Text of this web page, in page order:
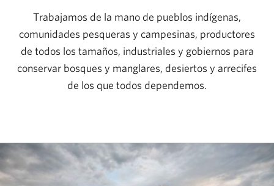
Trabajamos de la mano de pueblos indígenas,
comunidades pesqueras y campesinas, productores
de todos los tamaños, industriales y gobiernos para
conservar bosques y manglares, desiertos y arrecifes
de los que todos dependemos.